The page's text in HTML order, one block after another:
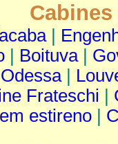
|
| Boituva|
|
Frateschi
estireno